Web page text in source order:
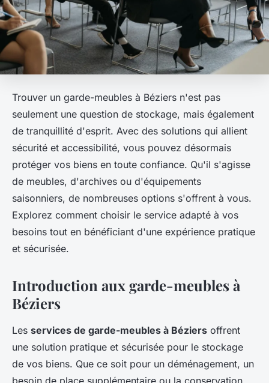
Trouver un garde-meubles à Béziers n'est pas
seulement une question de stockage, mais également
de tranquillité d'esprit. Avec des solutions qui allient
sécurité et accessibilité, vous pouvez désormais
protéger vos biens en toute confiance. Qu'il s'agisse
de meubles, d'archives ou d'équipements
saisonniers, de nombreuses options s'offrent à vous.
Explorez comment choisir le service adapté à vos
besoins tout en bénéficiant d'une expérience pratique
et sécurisée.
Introduction aux garde-meubles à
Béziers
Les services de garde-meubles à Béziers offrent
une solution pratique et sécurisée pour le stockage
de vos biens. Que ce soit pour un déménagement, un